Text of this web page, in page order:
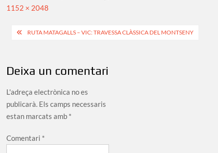
Full
1152 × 2048
Navegació
RUTA MATAGALLS – VIC: TRAVESSA CLÀSSICA DEL MONTSENY
Deixa un comentari
L'adreça electrònica no es
publicarà. Els camps necessaris
estan marcats amb *
Comentari *